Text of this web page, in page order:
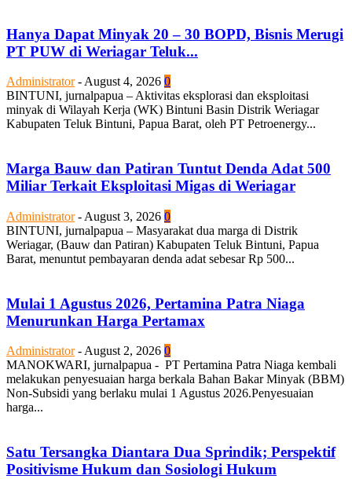
Hanya Dapat Minyak 20 – 30 BOPD, Bisnis Merugi
PT PUW di Weriagar Teluk...
Administrator -August 4, 2026 0
BINTUNI, jurnalpapua – Aktivitas eksplorasi dan eksploitasi
minyak di Wilayah Kerja (WK) Bintuni Basin Distrik Weriagar
Kabupaten Teluk Bintuni, Papua Barat, oleh PT Petroenergy...
Marga Bauw dan Patiran Tuntut Denda Adat 500
Miliar Terkait Eksploitasi Migas di Weriagar
Administrator - August 3, 2026 0
BINTUNI, jurnalpapua – Masyarakat dua marga di Distrik
Weriagar, (Bauw dan Patiran) Kabupaten Teluk Bintuni, Papua
Barat, menuntut pembayaran denda adat sebesar Rp 500...
Mulai 1 Agustus 2026, Pertamina Patra Niaga
Menurunkan Harga Pertamax
Administrator - August 2, 2026 0
MANOKWARI, jurnalpapua - PT Pertamina Patra Niaga kembali
melakukan penyesuaian harga berkala Bahan Bakar Minyak (BBM)
Non-Subsidi yang berlaku mulai 1 Agustus 2026.Penyesuaian
harga...
Satu Tersangka Diantara Dua Sprindik; Perspektif
Positivisme Hukum dan Sosiologi Hukum